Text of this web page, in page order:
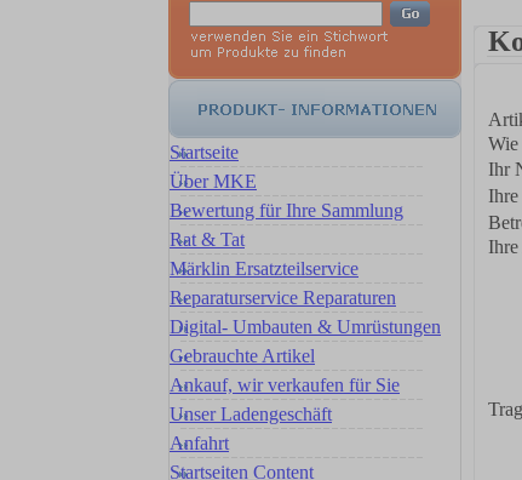
Startseite
Über MKE
Bewertung für Ihre Sammlung
Rat & Tat
Märklin Ersatzteilservice
Reparaturservice Reparaturen
Digital- Umbauten & Umrüstungen
Gebrauchte Artikel
Ankauf, wir verkaufen für Sie
Unser Ladengeschäft
Anfahrt
Startseiten Content
Ihr
Ihre